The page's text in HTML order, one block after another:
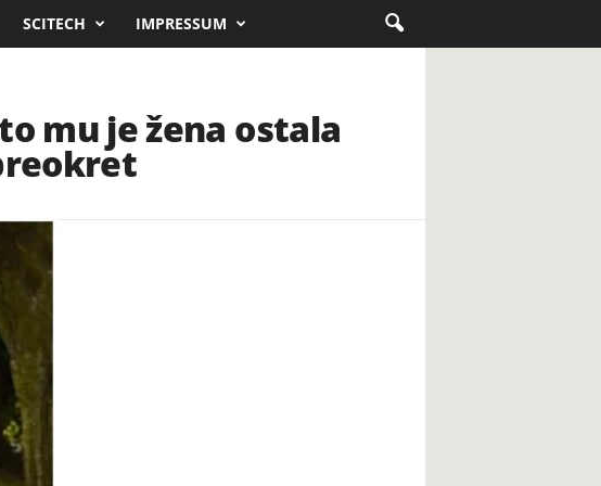
SCITECH IMPRESSUM
mu je žena ostala